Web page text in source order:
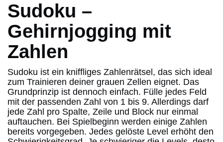
Sudoku –
Gehirnjogging mit
Zahlen
Sudoku ist ein kniffliges Zahlenrätsel, das sich ideal
zum Trainieren deiner grauen Zellen eignet. Das
Grundprinzip ist dennoch einfach. Fülle jedes Feld
mit der passenden Zahl von 1 bis 9. Allerdings darf
jede Zahl pro Spalte, Zeile und Block nur einmal
auftauchen. Bei Spielbeginn werden einige Zahlen
bereits vorgegeben. Jedes gelöste Level erhöht den